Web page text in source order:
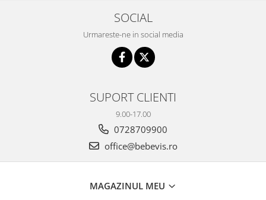
SOCIAL
Urmareste-ne in social media
SUPORT CLIENTI
9.00-17.00
0728709900
office@bebevis.ro
MAGAZINUL MEU